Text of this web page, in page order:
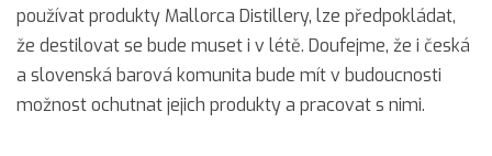
používat produkty Mallorca Distillery, lze předpokládat,
že destilovat se bude muset i v létě. Doufejme, že i česká
a slovenská barová komunita bude mít v budoucnosti
možnost ochutnat jejich produkty a pracovat s nimi.